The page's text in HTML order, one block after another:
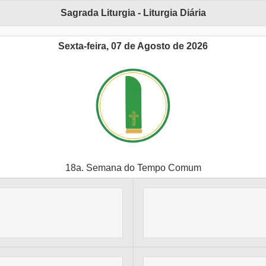
Sagrada Liturgia - Liturgia Diária
Sexta-feira, 07 de Agosto de 2026
18a. Semana do Tempo Comum